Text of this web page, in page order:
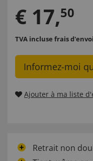
€ 17,50
TVA incluse frais
Informez-moi
Ajouter à ma liste
Retrait non